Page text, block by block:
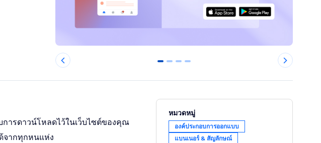
0 1 2 3
ารดาวน์โหลดไว้ในเว็บไซต์ของคุณ
จากทุกหนแห่ง
หมวดหมู่
องค์ประกอบการออกแบบ
แบนเนอร์ & สัญลักษณ์